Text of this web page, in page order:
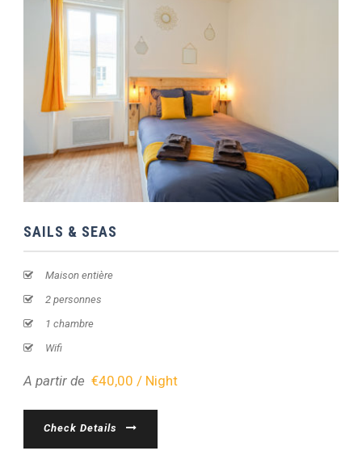
SAILS & SEAS
Maison entière
2 personnes
1 chambre
Wifi
A partir de €40,00 / Night
Check Details